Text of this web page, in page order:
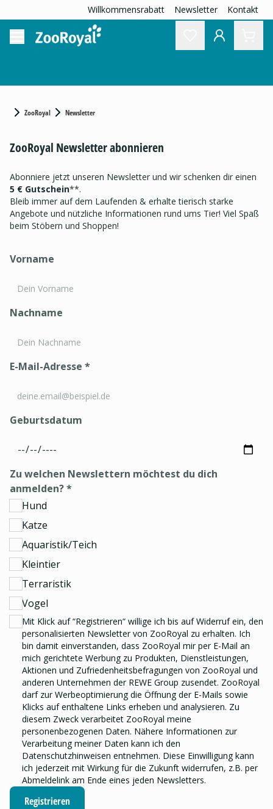
Willkommensrabatt Newsletter Kontakt
ZooRoyal Newsletter
ZooRoyal Newsletter abonnieren
Abonniere jetzt unseren Newsletter und wir schenken dir einen
5 € Gutschein**.
Bleib immer auf dem Laufenden & erhalte tierisch starke
Angebote und nützliche Informationen rund ums Tier! Viel Spaß
beim Stöbern und Shoppen!
Vorname
Nachname
E-Mail-Adresse *
Geburtsdatum
Zu welchen Newslettern möchtest du dich
anmelden?*
Hund
Katze
Aquaristik/Teich
Kleintier
Terraristik
Vogel
Mit Klick auf “Registrieren“ willige ich bis auf Widerruf ein, den
personalisierten Newslettervon ZooRoyal zu erhalten. Ich
bin damit einverstanden, dass ZooRoyal mir per E-Mail an
mich gerichtete Werbung zu Produkten, Dienstleistungen,
Aktionen und Zufriedenheitsbefragungen von ZooRoyal und
anderen Unternehmen der REWE Group zusendet. ZooRoyal
darf zur Werbeoptimierung die Öffnung der E-Mails sowie
Klicks auf enthaltene Links erheben und analysieren. Zu
diesem Zweck verarbeitet ZooRoyal meine
personenbezogenen Daten. Nähere Informationen zur
Verarbeitung meiner Daten kann ich den
Datenschutzhinweisen entnehmen. Diese Einwilligung kann
ich jederzeit mit Wirkung für die Zukunft widerrufen, z.B. per
Abmeldelink am Ende eines jeden Newsletters.
Registrieren